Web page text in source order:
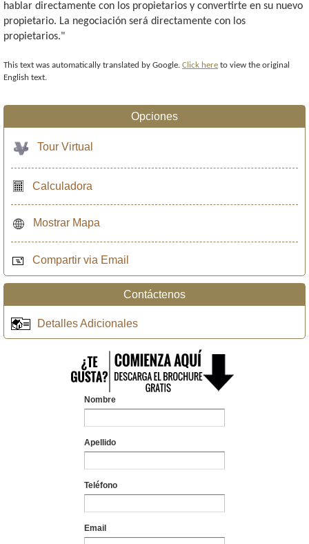
hablar directamente con los propietarios y convertirte en su nuevo
propietario. La negociación será directamente con los
propietarios."
This text was automatically translated by Google. Click here to view the original
English text.
Opciones
Tour Virtual
Calculadora
Mostrar Mapa
Compartir via Email
Contáctenos
Detalles Adicionales
Nombre
Apellido
Teléfono
Email